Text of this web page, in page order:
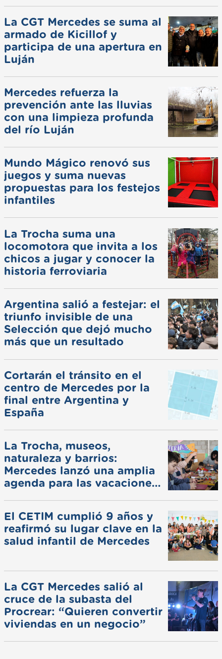
La CGT Mercedes se suma al
armado de Kicillof y
participa de una apertura en
Luján
Mercedes refuerza la
prevención ante las lluvias
con una limpieza profunda
del río Luján
Mundo Mágico renovó sus
juegos y suma nuevas
propuestas para los festejos
infantiles
La Trocha suma una
locomotora que invita a los
chicos a jugar y conocer la
historia ferroviaria
Argentina salió a festejar: el
triunfo invisible de una
Selección que dejó mucho
más que un resultado
Cortarán el tránsito en el
centro de Mercedes por la
final entre Argentina y
España
La Trocha, museos,
naturaleza y barrios:
Mercedes lanzó una amplia
agenda para las vacaciones
El CETIM cumplió 9 años y
reafirmó su lugar clave en la
salud infantil de Mercedes
La CGT Mercedes salió al
cruce de la subasta del
Procrear: “Quieren convertir
viviendas en un negocio”